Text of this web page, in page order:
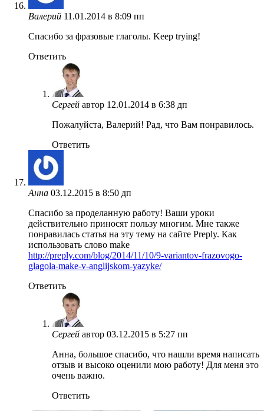
Валерий 11.01.2014 в 8:09 пп
Спасибо за фразовые глаголы. Keep trying!
Ответить
Сергей автор 12.01.2014 в 6:38 дп
Пожалуйста, Валерий! Рад, что Вам понравилось.
Ответить
Анна 03.12.2015 в 8:50 дп
Спасибо за проделанную работу! Ваши уроки
действительно приносят пользу многим. Мне также
понравилась статья на эту тему на сайте Preply. Как
использовать слово make
http://preply.com/blog/2014/11/10/9-variantov-frazovogo-
glagola-make-v-anglijskom-yazyke/
Ответить
Сергей автор 03.12.2015 в 5:27 пп
Анна, большое спасибо, что нашли время написать
отзыв и высоко оценили мою работу! Для меня это
очень важно.
Ответить